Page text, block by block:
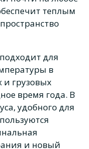
теплым
для
в
и грузовых
время года. В
удобного для
и новый